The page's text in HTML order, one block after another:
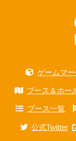
ゲームマ
ブース＆ホー
ブース一覧
公式Twitter